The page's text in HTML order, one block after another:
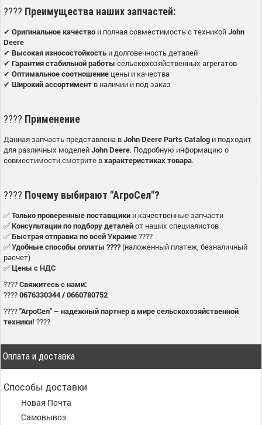
???? Преимущества наших запчастей:
✔ Оригинальное качество и полная совместимость с техникойJohn
Deere
✔ Высокая износостойкость и долговечность деталей
✔ Гарантия стабильной работы сельскохозяйственных агрегатов
✔ Оптимальное соотношение цены и качества
✔ Широкий ассортимент в наличии и под заказ
???? Применение
Данная запчасть представлена вJohn Deere Parts Catalog и подходит
для различных моделейJohn Deere. Подробную информацию о
совместимости смотрите вхарактеристиках товара.
???? Почему выбирают "АгроСел"?
✅Только проверенные поставщики и качественные запчасти
✅Консультации по подбору деталейот наших специалистов
✅Быстрая отправка по всей Украине????
✅Удобные способы оплаты ????(наложенный платеж, безналичный
расчет)
✅ Цены с НДС
????Свяжитесь с нами:
????0676330344 / 0660780752
????"АгроСел" – надежный партнер в мире сельскохозяйственной
техники! ????
Оплата и доставка
Способы доставки
Новая Почта
Самовывоз